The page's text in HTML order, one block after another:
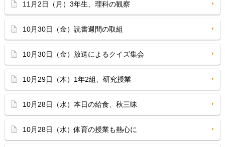
11月2日（月）3年生、理科の観察
10月30日（金）読書週間の取組
10月30日（金）放送によるクイズ集会
10月29日（木）1年2組、研究授業
10月28日（水）本日の給食、秋三昧
10月28日（水）体育の授業も熱心に